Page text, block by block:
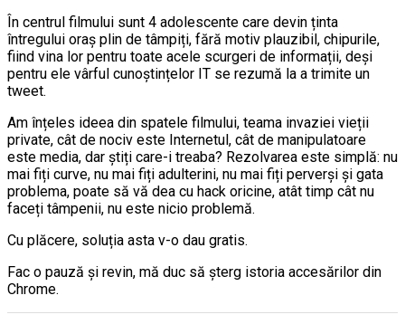
În centrul filmului sunt 4 adolescente care devin ținta
întregului oraș plin de tâmpiți, fără motiv plauzibil, chipurile,
fiind vina lor pentru toate acele scurgeri de informații, deși
pentru ele vârful cunoștințelor IT se rezumă la a trimite un
tweet.
Am înțeles ideea din spatele filmului, teama invaziei vieții
private, cât de nociv este Internetul, cât de manipulatoare
este media, dar știți care-i treaba? Rezolvarea este simplă: nu
mai fiți curve, nu mai fiți adulterini, nu mai fiți perverși și gata
problema, poate să vă dea cu hack oricine, atât timp cât nu
faceți tâmpenii, nu este nicio problemă.
Cu plăcere, soluția asta v-o dau gratis.
Fac o pauză și revin, mă duc să șterg istoria accesărilor din
Chrome.